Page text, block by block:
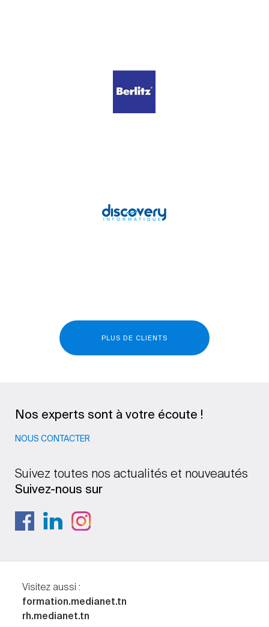
PLUS DE CLIENTS
Nos experts sont à votre écoute !
NOUS CONTACTER
Suivez toutes nos actualités et nouveautés
Suivez-nous sur
Visitez aussi :
formation.medianet.tn
rh.medianet.tn